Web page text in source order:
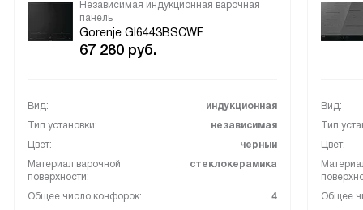
Независимая индукционная варочная
панель
Gorenje GI6443BSCWF
67 280 руб.
Вид:
индукционная
Тип установки:
независимая
Цвет:
черный
Материал варочной
поверхности:
стеклокерамика
Общее число конфорок: 4
Вид:
Тип
Цвет:
Общее